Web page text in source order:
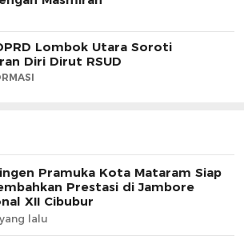
Lombok Utara Soroti
Diri Dirut RSUD
Pramuka Kota Mataram Siap
Prestasi di Jambore
XII Cibubur
lalu